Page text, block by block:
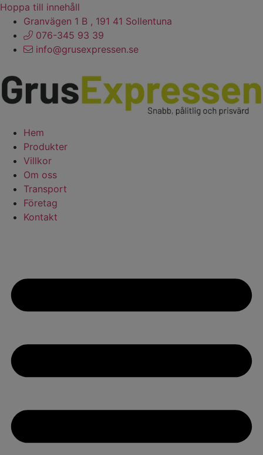
Hoppa till innehåll
Granvägen 1 B , 191 41 Sollentuna
076-345 93 39
info@grusexpressen.se
Hem
Produkter
Villkor
Om oss
Transport
Företag
Kontakt